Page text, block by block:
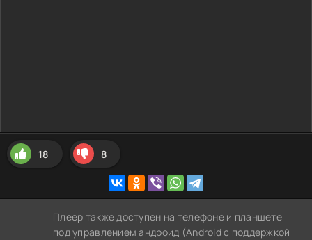
18 8
Плеер также доступен на телефоне и планшете
под управлением андроид (Android с поддержкой